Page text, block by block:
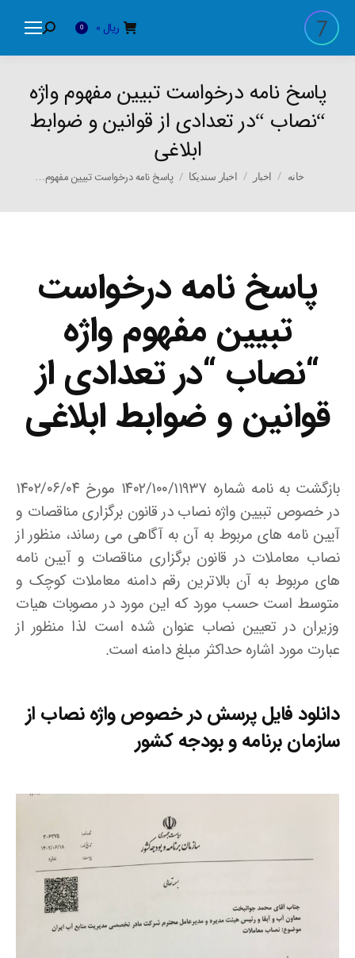
ریال 0
Search:
پاسخ نامه درخواست تبیین مفهوم واژه
“نصاب “در تعدادی از قوانین و ضوابط
ابلاغی
You are here:
خانه اخبار اخبار سندیکا پاسخ نامه درخواست تبیین مفهوم…
پاسخ نامه درخواست
تبیین مفهوم واژه
“نصاب “در تعدادی از
قوانین و ضوابط ابلاغی
بازگشت به نامه شماره ۱۴۰۲/۱۰۰/۱۱۹۳۷ مورخ ۱۴۰۲/۰۶/۰۴
در خصوص تبیین واژه نصاب در قانون برگزاری مناقصات و
آیین نامه های مربوط به آن به آگاهی می رساند، منظور از
نصاب معاملات در قانون برگزاری مناقصات و آیین نامه
های مربوط به آن بالاترین رقم دامنه معاملات کوچک و
متوسط است حسب مورد که این مورد در مصوبات هیات
وزیران در تعیین نصاب عنوان شده است لذا منظور از
عبارت مورد اشاره حداکثر مبلغ دامنه است.
دانلود فایلپرسش در خصوص واژه نصاب از
سازمان برنامه و بودجه کشور